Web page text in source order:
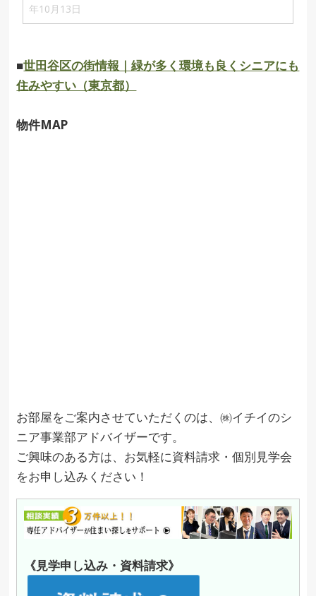
年10月13日
■世田谷区の街情報｜緑が多く環境も良くシニアにも
住みやすい（東京都）
物件MAP
お部屋をご案内させていただくのは、㈱イチイのシ
ニア事業部アドバイザーです。
ご興味のある方は、お気軽に資料請求・個別見学会
をお申し込みください！
《見学申し込み・資料請求》